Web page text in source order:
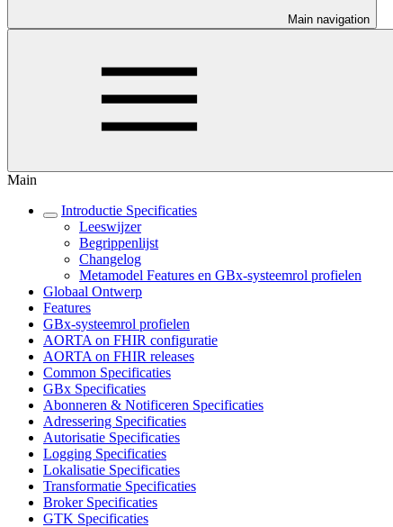
Main navigation
Main
Introductie Specificaties
Leeswijzer
Begrippenlijst
Changelog
Metamodel Features en GBx-systeemrol profielen
Globaal Ontwerp
Features
GBx-systeemrol profielen
AORTA on FHIR configuratie
AORTA on FHIR releases
Common Specificaties
GBx Specificaties
Abonneren & Notificeren Specificaties
Adressering Specificaties
Autorisatie Specificaties
Logging Specificaties
Lokalisatie Specificaties
Transformatie Specificaties
Broker Specificaties
GTK Specificaties